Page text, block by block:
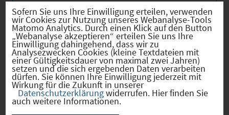
Sozialvers. Beschäftigte
Verkehrsinfrastruktur
Kommunale Infrastruktur
Sofern Sie uns Ihre Einwilligung erteilen, verwenden
wir Cookies zur Nutzung unseres Webanalyse-Tools
Matomo Analytics. Durch einen Klick auf den Button
„Webanalyse akzeptieren“ erteilen Sie uns Ihre
Einwilligung dahingehend, dass wir zu
Analysezwecken Cookies (kleine Textdateien mit
einer Gültigkeitsdauer von maximal zwei Jahren)
setzen und die sich ergebenden Daten verarbeiten
dürfen. Sie können Ihre Einwilligung jederzeit mit
Wirkung für die Zukunft in unserer
Datenschutzerklärungwiderrufen. Hier finden Sie
auch weitere Informationen.